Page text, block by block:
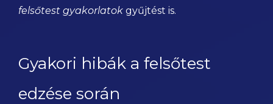
felsőtest gyakorlatok gyűjtést is.
Gyakori hibák a felsőtest
edzése során